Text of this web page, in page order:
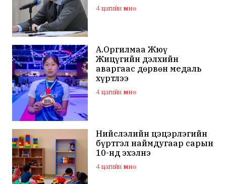
4 цагийн өмнө
А.Оргилмаа Жюү
Жицүгийн дэлхийн
аваргаас дөрвөн медаль
хүртлээ
4 цагийн өмнө
Нийслэлийн цэцэрлэгийн
бүртгэл наймдугаар сарын
10-нд эхэлнэ
4 цагийн өмнө